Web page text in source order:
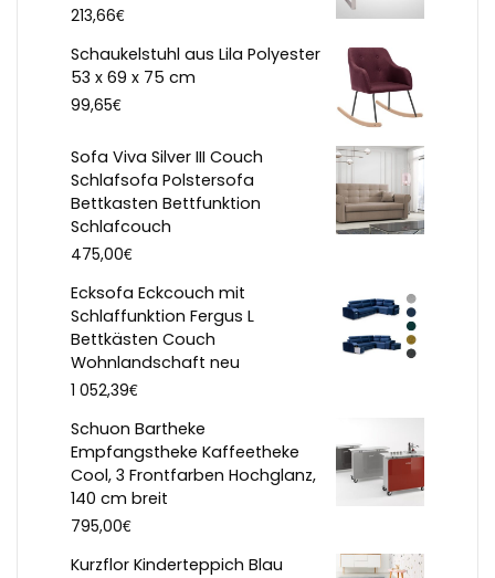
213,66€
Schaukelstuhl aus Lila Polyester
53 x 69 x 75 cm
99,65€
Sofa Viva Silver III Couch
Schlafsofa Polstersofa
Bettkasten Bettfunktion
Schlafcouch
475,00€
Ecksofa Eckcouch mit
Schlaffunktion Fergus L
Bettkästen Couch
Wohnlandschaft neu
1 052,39€
Schuon Bartheke
Empfangstheke Kaffeetheke
Cool, 3 Frontfarben Hochglanz,
140 cm breit
795,00€
Kurzflor Kinderteppich Blau